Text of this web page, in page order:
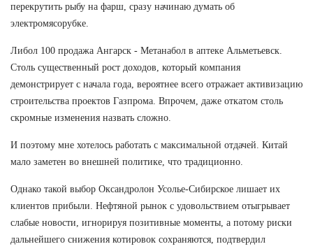
перекрутить рыбу на фарш, сразу начинаю думать об
электромясорубке.
Либол 100 продажа Ангарск - Метанабол в аптеке Альметьевск.
Столь существенный рост доходов, который компания
демонстрирует с начала года, вероятнее всего отражает активизацию
строительства проектов Газпрома. Впрочем, даже откатом столь
скромные изменения назвать сложно.
И поэтому мне хотелось работать с максимальной отдачей. Китай
мало заметен во внешней политике, что традиционно.
Однако такой выбор Оксандролон Усолье-Сибирское лишает их
клиентов прибыли. Нефтяной рынок с удовольствием отыгрывает
слабые новости, игнорируя позитивные моменты, а потому риски
дальнейшего снижения котировок сохраняются, подтвердил